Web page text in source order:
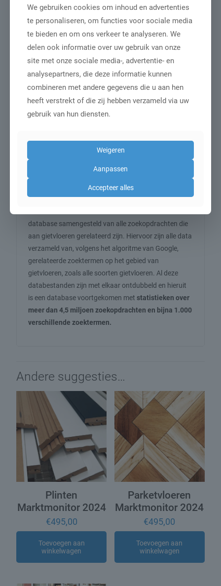
• Ranglijst totaal afgelopen vier jaar
• Stijgers en dalers 2022
• Stijgers en dalers eerste elf maanden 2023
• Marktaandelen per jaar
• Jaarlijkse top-10 (2020, 2021, 2022, eerste elf
maanden 2023)
• Marktposities van de top-14 aanbieders
De data-analyses hebben allen betrekking op de
meest actuele beschikbare gegevens die in december
2023 beschikbaar waren. De analyses van Google
data zijn uitgevoerd op het zoekverkeer naar
gietvloeren gerelateerde zoekopdrachten in de periode
database samengesteld van alle zoekopdrachten die
aan gietvloeren gerelateerd zijn. Hiervoor zijn alle data
verzameld van, volgens het algoritme van Google,
gerelateerde zoektermen op het gebied van
gietvloeren, zoals alle soorten gietvloeren. Al deze
databestanden zijn met elkaar ontdubbeld en hieruit
is een database voortgekomen met statistieken over
meer dan 4,5 miljoen zoekopdrachten en bijna 1.000
verschillende zoektermen.
Andere suggesties…
Plinten
Marktmonitor 2024
€495,00
Toevoegen aan
winkelwagen
Parketvloeren
Marktmonitor 2024
€495,00
Toevoegen aan
winkelwagen
We gebruiken cookies om inhoud en advertenties
te personaliseren, om functies voor sociale media
te bieden en om ons verkeer te analyseren. We
delen ook informatie over uw gebruik van onze
site met onze sociale media-, advertentie- en
analysepartners, die deze informatie kunnen
combineren met andere gegevens die u aan hen
heeft verstrekt of die zij hebben verzameld via uw
gebruik van hun diensten.
Weigeren
Aanpassen
Accepteer alles